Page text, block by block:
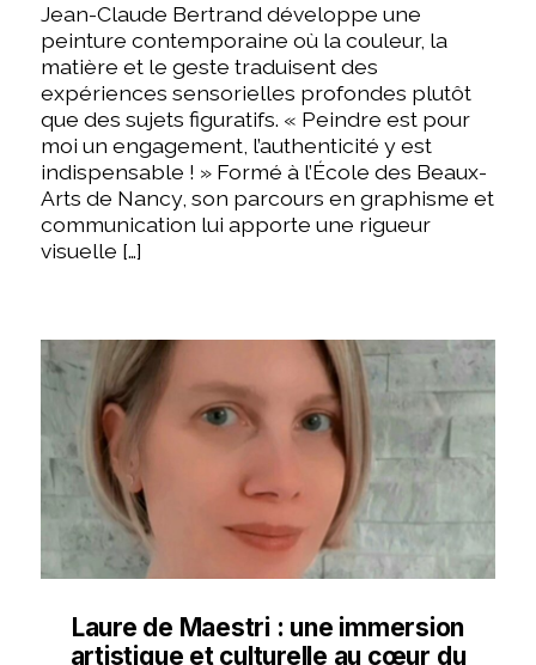
Jean-Claude Bertrand développe une
peinture contemporaine où la couleur, la
matière et le geste traduisent des
expériences sensorielles profondes plutôt
que des sujets figuratifs. « Peindre est pour
moi un engagement, l’authenticité y est
indispensable ! » Formé à l’École des Beaux-
Arts de Nancy, son parcours en graphisme et
communication lui apporte une rigueur
visuelle […]
Laure de Maestri : une immersion
artistique et culturelle au cœur du